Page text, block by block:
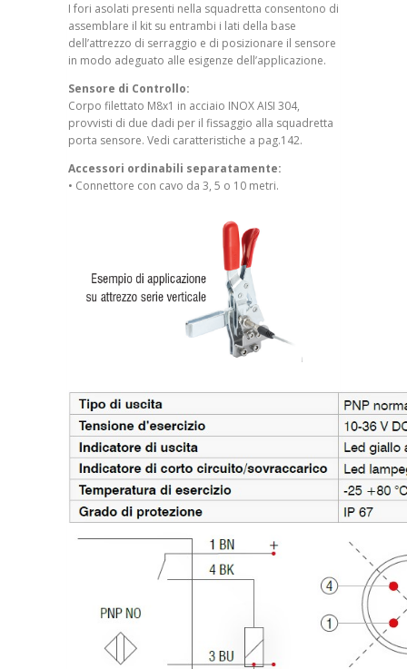
I fori asolati presenti nella squadretta consentono di
assemblare il kit su entrambi i lati della base
dell’attrezzo di serraggio e di posizionare il sensore
in modo adeguato alle esigenze dell’applicazione.
Sensore di Controllo:
Corpo filettato M8x1 in acciaio INOX AISI 304,
provvisti di due dadi per il fissaggio alla squadretta
porta sensore. Vedi caratteristiche a pag.142.
Accessori ordinabili separatamente:
• Connettore con cavo da 3, 5 o 10 metri.